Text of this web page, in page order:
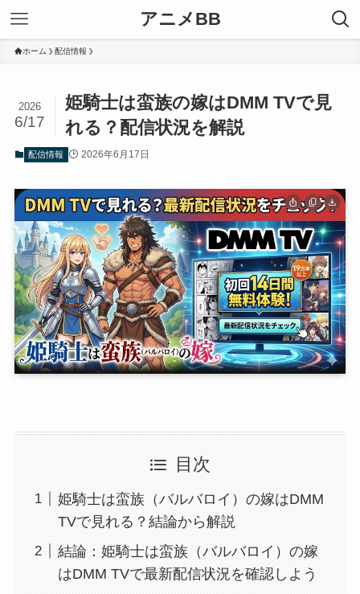
アニメBB
ホーム 配信情報
姫騎士は蛮族の嫁はDMM TVで見
れる？配信状況を解説
2026
6/17
配信情報 2026年6月17日
目次
姫騎士は蛮族（バルバロイ）の嫁はDMM
TVで見れる？結論から解説
結論：姫騎士は蛮族（バルバロイ）の嫁
はDMM TVで最新配信状況を確認しよう